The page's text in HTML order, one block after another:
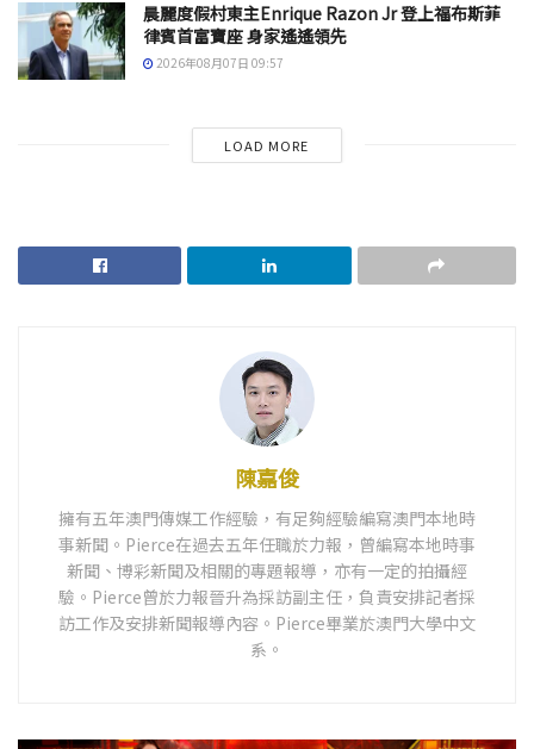
晨麗度假村東主Enrique Razon Jr 登上福布斯菲
律賓首富寶座 身家遙遙領先
2026年08月07日 09:57
LOAD MORE
陳嘉俊
擁有五年澳門傳媒工作經驗，有足夠經驗編寫澳門本地時
事新聞。Pierce在過去五年任職於力報，曾編寫本地時事
新聞、博彩新聞及相關的專題報導，亦有一定的拍攝經
驗。Pierce曾於力報晉升為採訪副主任，負責安排記者採
訪工作及安排新聞報導內容。Pierce畢業於澳門大學中文
系。